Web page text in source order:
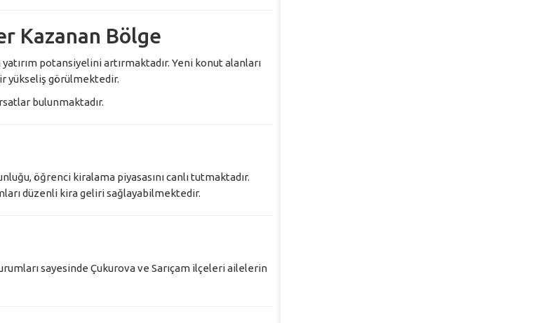
Kazanan Bölge
potansiyelini artırmaktadır. Yeni konut alanları
yükseliş görülmektedir.
bulunmaktadır.
öğrenci kiralama piyasasını canlı tutmaktadır.
düzenli kira geliri sağlayabilmektedir.
sayesinde Çukurova ve Sarıçam ilçeleri ailelerin